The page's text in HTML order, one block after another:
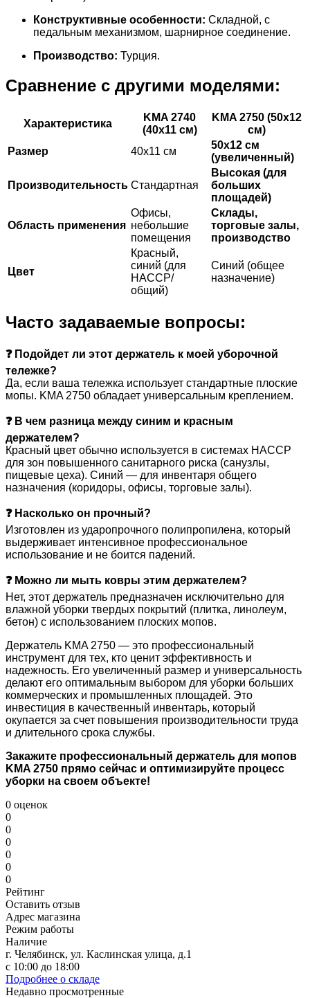
Конструктивные особенности: Складной, с
педальным механизмом, шарнирное соединение.
Производство: Турция.
Сравнение с другими моделями:
Характеристика
KMA 2740
(40x11 см)
KMA 2750 (50x12
см)
Размер
40x11 см
50x12 см
(увеличенный)
Производительность Стандартная
Высокая (для
больших
площадей)
Область применения
Офисы,
небольшие
помещения
Склады,
торговые залы,
производство
Цвет
Красный,
синий (для
HACCP/
общий)
Синий (общее
назначение)
Часто задаваемые вопросы:
❓ Подойдет ли этот держатель к моей уборочной
тележке?
Да, если ваша тележка использует стандартные плоские
мопы. KMA 2750 обладает универсальным креплением.
❓ В чем разница между синим и красным
держателем?
Красный цвет обычно используется в системах HACCP
для зон повышенного санитарного риска (санузлы,
пищевые цеха). Синий — для инвентаря общего
назначения (коридоры, офисы, торговые залы).
❓ Насколько он прочный?
Изготовлен из ударопрочного полипропилена, который
выдерживает интенсивное профессиональное
использование и не боится падений.
❓ Можно ли мыть ковры этим держателем?
Нет, этот держатель предназначен исключительно для
влажной уборки твердых покрытий (плитка, линолеум,
бетон) с использованием плоских мопов.
Держатель KMA 2750 — это профессиональный
инструмент для тех, кто ценит эффективность и
надежность. Его увеличенный размер и универсальность
делают его оптимальным выбором для уборки больших
коммерческих и промышленных площадей. Это
инвестиция в качественный инвентарь, который
окупается за счет повышения производительности труда
и длительного срока службы.
Закажите профессиональный держатель для мопов
KMA 2750 прямо сейчас и оптимизируйте процесс
уборки на своем объекте!
0 оценок
0
0
0
0
0
0
Рейтинг
Оставить отзыв
Адрес магазина
Режим работы
Наличие
г. Челябинск, ул. Каслинская улица, д.1
с 10:00 до 18:00
Подробнее о складе
Недавно просмотренные